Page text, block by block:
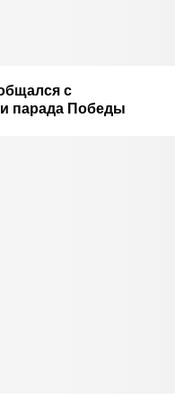
с
парада Победы